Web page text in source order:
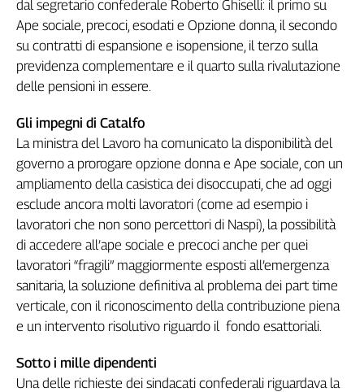
Lazio
Liguria
Lombardia
Marche
Puglia
Sardegna
Sicilia
Toscana
Trentino
Umbria
Valle
D'Aosta
Veneto
Archivio
2014
dal segretario confederale Roberto Ghiselli: il primo su
Ape sociale, precoci, esodati e Opzione donna, il secondo
su contratti di espansione e isopensione, il terzo sulla
previdenza complementare e il quarto sulla rivalutazione
delle pensioni in essere.
Gli impegni di Catalfo
La ministra del Lavoro ha comunicato la disponibilità del
governo a prorogare opzione donna e Ape sociale, con un
ampliamento della casistica dei disoccupati, che ad oggi
esclude ancora molti lavoratori (come ad esempio i
lavoratori che non sono percettori di Naspi), la possibilità
di accedere all’ape sociale e precoci anche per quei
lavoratori “fragili” maggiormente esposti all’emergenza
sanitaria, la soluzione definitiva al problema dei part time
verticale, con il riconoscimento della contribuzione piena
e un intervento risolutivo riguardo il fondo esattoriali.
Sotto i mille dipendenti
Una delle richieste dei sindacati confederali riguardava la